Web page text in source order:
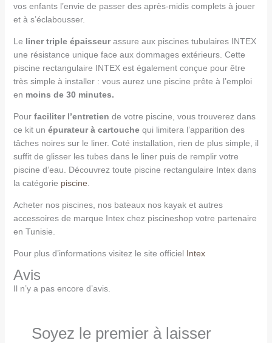
vos enfants l’envie de passer des après-midis complets à jouer
et à s’éclabousser.
Le liner triple épaisseurassure aux piscines tubulaires INTEX
une résistance unique face aux dommages extérieurs. Cette
piscine rectangulaire INTEX est également conçue pour être
très simple à installer : vous aurez une piscine prête à l’emploi
en moins de 30 minutes.
Pour faciliter l’entretien de votre piscine, vous trouverez dans
ce kit un épurateur à cartouchequi limitera l’apparition des
tâches noires sur le liner. Coté installation, rien de plus simple, il
suffit de glisser les tubes dans le liner puis de remplir votre
piscine d’eau. Découvrez toute piscine rectangulaire Intex dans
la catégorie piscine.
Acheter nos piscines, nos bateaux nos kayak et autres
accessoires de marque Intex chez piscineshop votre partenaire
en Tunisie.
Pour plus d’informations visitez le site officiel Intex
Avis
Il n’y a pas encore d’avis.
Soyez le premier à laisser